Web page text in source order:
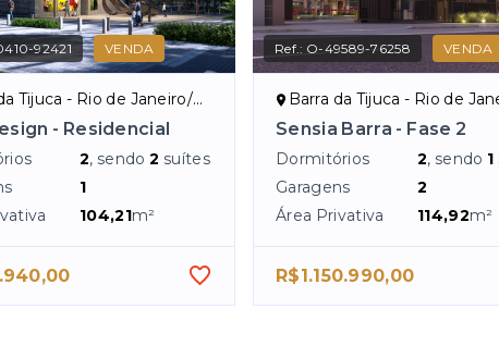
92421 VENDA
Tijuca - Rio de Janeiro/RJ
- Residencial
2, sendo2 suítes
1
104,21m²
Ref.: O-49589-76258 VENDA
Barra da Tijuca - Rio de
Sensia Barra - Fase 2
Dormitórios 2, sendo 1
Garagens
2
Área Privativa
114,92m²
R$1.150.990,00